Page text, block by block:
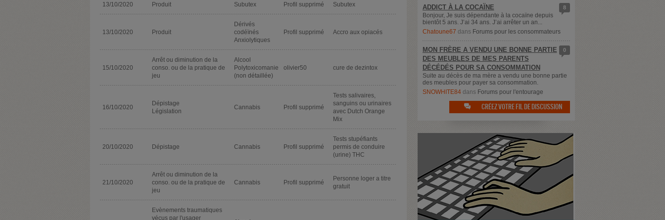
13/10/2020 Produit Subutex Profil supprimé Subutex
13/10/2020 Produit
Dérivés
codéïnés
Anxiolytiques
Profil supprimé Accro aux opiacés
15/10/2020
Arrêt ou diminution de la
conso. ou de la pratique de
jeu
Alcool
Polytoxicomanie
(non détaillée)
olivier50 cure de dezintox
16/10/2020
Dépistage
Législation
Cannabis Profil supprimé
Tests salivaires,
sanguins ou urinaires
avec Dutch Orange
Mix
20/10/2020 Dépistage Cannabis Profil supprimé
Tests stupéfiants
permis de conduire
(urine) THC
21/10/2020
Arrêt ou diminution de la
conso. ou de la pratique de
jeu
Cannabis Profil supprimé
Personne loger a titre
gratuit
Evènements traumatiques
vécus par l'usager
8
ADDICT À LA COCAÏNE
Bonjour, Je suis dépendante à la cocaïne depuis
bientôt 5 ans. J’ai 34 ans. J’ai arrêter un an...
Chatoune67 dans Forums pour les consommateurs
0
MON FRÈRE A VENDU UNE BONNE PARTIE
DES MEUBLES DE MES PARENTS
DÉCÉDÉS POUR SA CONSOMMATION
Suite au décès de ma mère a vendu une bonne partie
des meubles pour payer sa consommation.
SNOWHITE84dans Forums pour l'entourage
 CRÉEZ VOTRE FIL DE DISCUSSION